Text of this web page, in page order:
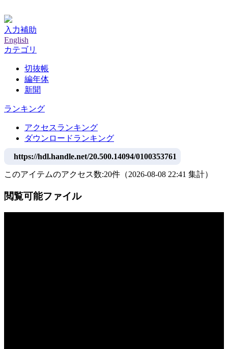
入力補助
English
カテゴリ
切抜帳
編年体
新聞
ランキング
アクセスランキング
ダウンロードランキング
https://hdl.handle.net/20.500.14094/0100353761
このアイテムのアクセス数:20件 （2026-08-08 22:41 集計）
閲覧可能ファイル